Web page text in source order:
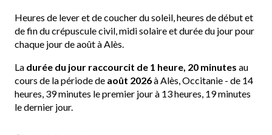
Heures de lever et de coucher du soleil, heures de début et
de fin du crépuscule civil, midi solaire et durée du jour pour
chaque jour de août à Alès.
La durée du jour raccourcit de 1 heure, 20 minutes au
cours de la période de août 2026à Alès, Occitanie - de 14
heures, 39 minutes le premier jour à 13 heures, 19 minutes
le dernier jour.